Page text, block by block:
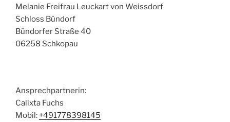
Melanie Freifrau Leuckart von Weissdorf
Schloss Bündorf
Bündorfer Straße 40
06258 Schkopau
Ansprechpartnerin:
Calixta Fuchs
Mobil: +491778398145